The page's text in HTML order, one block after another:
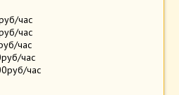
час
час
час
час
час